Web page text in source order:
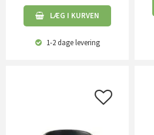
LÆG I KURVEN
1-2 dagelevering